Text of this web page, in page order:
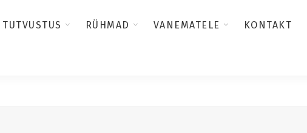
TUTVUSTUS RÜHMAD VANEMATELE KONTAKT